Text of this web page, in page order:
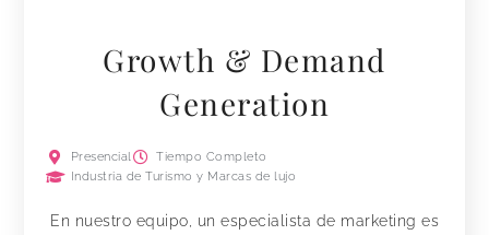
Growth & Demand
Generation
Presencial
Tiempo Completo
Industria de Turismo y Marcas de lujo
En nuestro equipo, un especialista de marketing es